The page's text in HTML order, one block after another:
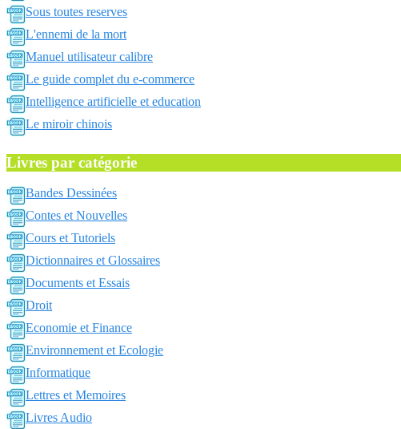
Sous toutes reserves
L'ennemi de la mort
Manuel utilisateur calibre
Le guide complet du e-commerce
Intelligence artificielle et education
Le miroir chinois
Livres par catégorie
Bandes Dessinées
Contes et Nouvelles
Cours et Tutoriels
Dictionnaires et Glossaires
Documents et Essais
Droit
Economie et Finance
Environnement et Ecologie
Informatique
Lettres et Memoires
Livres Audio